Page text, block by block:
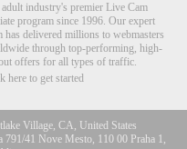
adult industry's premier Live Cam
program since 1996. Our expert
has delivered millions to webmasters
through top-performing, high-
offers for all types of traffic.
here to get started
Village, CA, United States
41 Nove Mesto, 110 00 Praha 1,